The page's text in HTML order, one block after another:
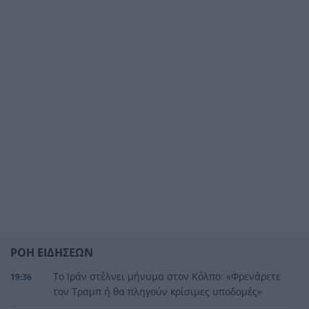
ΡΟΗ ΕΙΔΗΣΕΩΝ
19:36
Το Ιράν στέλνει μήνυμα στον Κόλπο: «Φρενάρετε
τον Τραμπ ή θα πληγούν κρίσιμες υποδομές»